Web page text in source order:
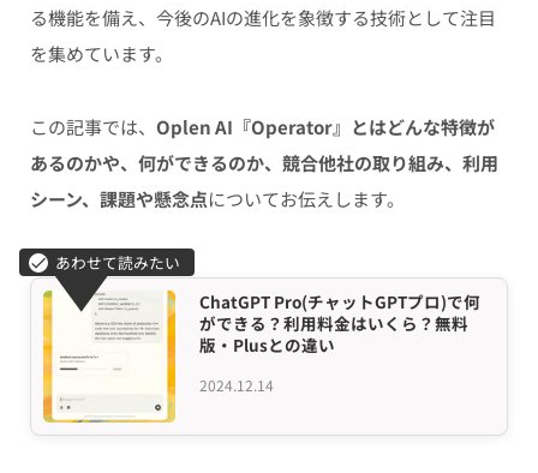
る機能を備え、今後のAIの進化を象徴する技術として注目
を集めています。
この記事では、 Oplen AI『Operator』とはどんな特徴が
あるのかや、何ができるのか、競合他社の取り組み、利用
シーン、課題や懸念点についてお伝えします。
2024.12.14
ChatGPT Pro(チャットGPTプロ)で何
ができる？利用料金はいくら？無料
版・Plusとの違い